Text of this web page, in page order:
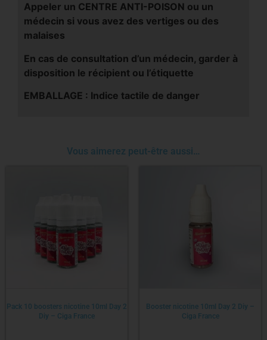
Appeler un CENTRE ANTI-POISON ou un
médecin si vous avez des vertiges ou des
malaises
En cas de consultation d’un médecin, garder à
disposition le récipient ou l’étiquette
EMBALLAGE : Indice tactile de danger
Vous aimerez peut-être aussi…
Pack 10 boosters nicotine 10ml Day 2
Diy – Ciga France
Booster nicotine 10ml Day 2 Diy –
Ciga France